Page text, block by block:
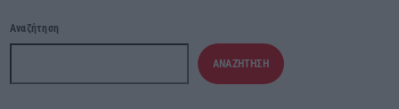
Αναζήτηση
ΑΝΑΖΉΤΗΣΗ